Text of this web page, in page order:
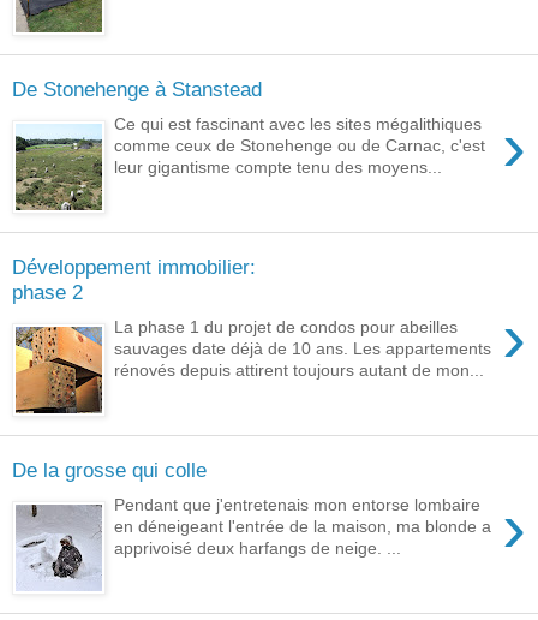
De Stonehenge à Stanstead
›
Ce qui est fascinant avec les sites mégalithiques
comme ceux de Stonehenge ou de Carnac, c'est
leur gigantisme compte tenu des moyens...
Développement immobilier:
phase 2
›
La phase 1 du projet de condos pour abeilles
sauvages date déjà de 10 ans. Les appartements
rénovés depuis attirent toujours autant de mon...
De la grosse qui colle
›
Pendant que j'entretenais mon entorse lombaire
en déneigeant l'entrée de la maison, ma blonde a
apprivoisé deux harfangs de neige. ...